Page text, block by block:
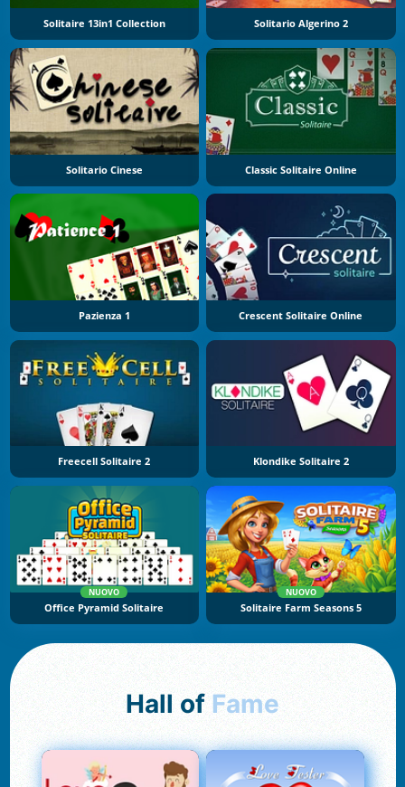
Solitaire 13in1 Collection Solitario Algerino 2
Solitario Cinese Classic Solitaire Online
Pazienza 1 Crescent Solitaire Online
Freecell Solitaire 2 Klondike Solitaire 2
NUOVO
Office Pyramid Solitaire
NUOVO
Solitaire Farm Seasons 5
Hall of Fame